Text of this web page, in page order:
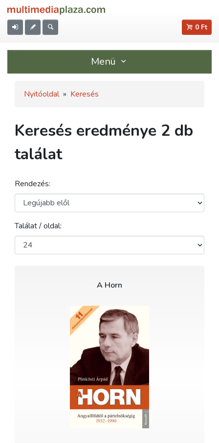
0 Ft
Menü
Nyitóoldal » Keresés
Keresés eredménye 2 db
találat
Rendezés:
Találat / oldal:
A Horn